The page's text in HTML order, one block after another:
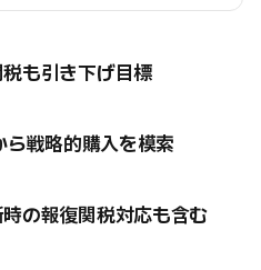
も引き下げ目標
戦略的購入を模索
の報復関税対応も含む